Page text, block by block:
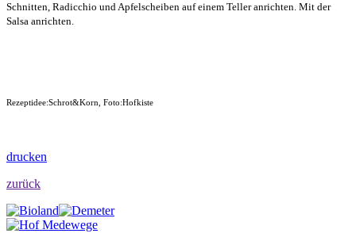
Schnitten, Radicchio und Apfelscheiben auf einem Teller anrichten. Mit der
Salsa anrichten.
Rezeptidee:Schrot&Korn, Foto:Hofkiste
drucken
zurück